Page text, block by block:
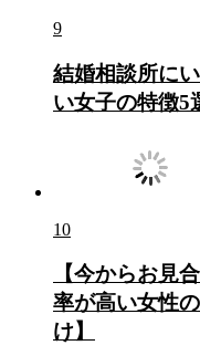
9
結婚相談所に
い女子の特徴5
10
【今からお見
率が高い女性
け】